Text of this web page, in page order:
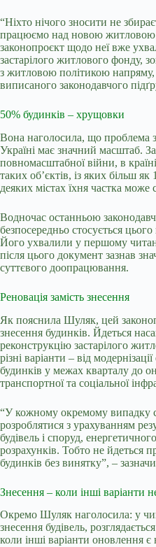
“Ніхто нічого зносити не
працюємо над новою житловою
законопроєкт щодо неї вже
застарілого житлового фонду,
з житловою політикою
виписаного законодавчого
50% будинків – хрущовки
Вона наголосила, що проблема
Україні має значний масштаб.
повномасштабної війни, в
таких об’єктів, із яких більш
деяких містах їхня частка може
Водночас останньою
безпосередньо стосується
Його ухвалили у першому
після цього документ зазнав
суттєвого доопрацювання.
Реновація замість знесення
Як пояснила Шуляк, цей
знесення будинків. Йдеться
реконструкцію застарілого
різні варіанти – від
будинків у межах кварталу до
транспортної та соціальної
“У кожному окремому випадку
розроблятися з урахуванням
будівель і споруд,
розрахунків. Тобто не йдеться
будинків без винятку”, –
Знесення – коли інші варіанти
Окремо Шуляк наголосила: у
знесення будівель,
коли інші варіанти оновлення